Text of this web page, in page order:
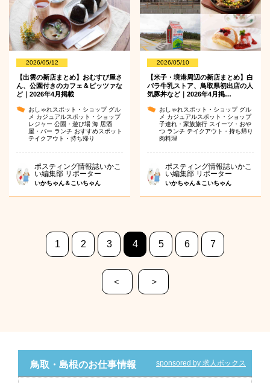
2026/05/12
【出雲の新店まとめ】おむすび屋さ
ん、公園付きのカフェ＆ピッツァな
ど｜2026年4月掲載
おしゃれスポット・ショップ グル
メ カジュアルスポット・ショップ
レジャー 公園・遊び場 海 居酒
屋・バー ランチ おすすめスポット
テイクアウト・持ち帰り
ポスティング情報誌いかこ
い編集部 リポーター
いかちゃん＆こいちゃん
2026/05/10
【米子・境港周辺の新店まとめ】白
バラ牛乳ストア、鳥取県初出店の人
気豚丼など｜2026年4月掲…
おしゃれスポット・ショップ グル
メ カジュアルスポット・ショップ
子連れ・家族旅行 スイーツ・おや
つ ランチテイクアウト・持ち帰り
肉料理
ポスティング情報誌いかこ
い編集部 リポーター
いかちゃん＆こいちゃん
1 2 3 4 5 6 7
＜ ＞
鳥取・島根のお仕事情報 sponsored by 求人ボックス